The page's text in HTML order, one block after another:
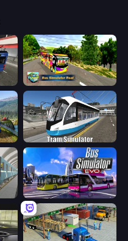
Bus Simulator Real
Truck Driving Simulator Game Tram Simulator
Bus Simulator: EVO